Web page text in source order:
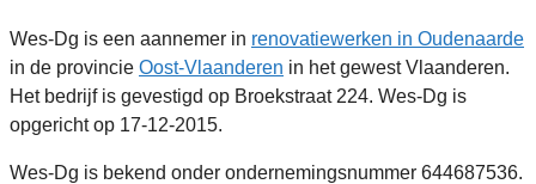
Wes-Dg is een aannemer in renovatiewerken in Oudenaarde
in de provincie Oost-Vlaanderen in het gewest Vlaanderen.
Het bedrijf is gevestigd op Broekstraat 224. Wes-Dg is
opgericht op 17-12-2015.
Wes-Dg is bekend onder ondernemingsnummer 644687536.